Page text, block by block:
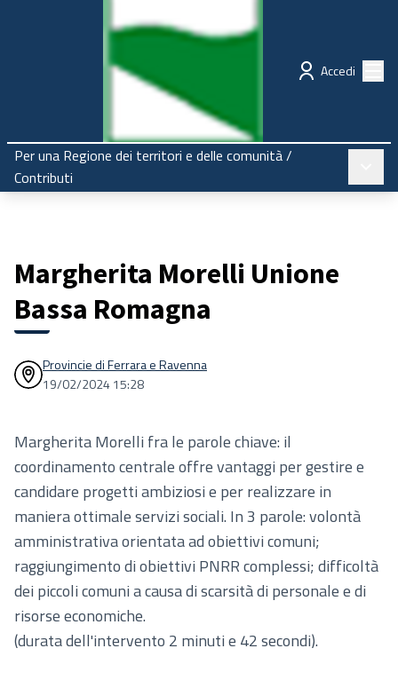
Regione Emilia-Romagna Partecipazione
Accedi
Per una Regione dei territori e delle comunità/
Contributi
Margherita Morelli Unione
Bassa Romagna
Provincie di Ferrara e Ravenna
19/02/2024 15:28
Margherita Morelli fra le parole chiave: il
coordinamento centrale offre vantaggi per gestire e
candidare progetti ambiziosi e per realizzare in
maniera ottimale servizi sociali. In 3 parole: volontà
amministrativa orientata ad obiettivi comuni;
raggiungimento di obiettivi PNRR complessi; difficoltà
dei piccoli comuni a causa di scarsità di personale e di
risorse economiche.
(durata dell'intervento 2 minuti e 42 secondi).